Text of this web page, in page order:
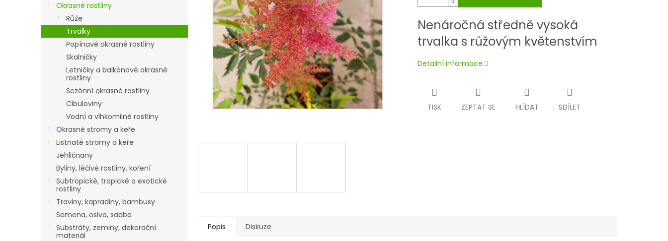
e
l
Okrasné rostliny
Růže
Trvalky
Popínavé okrasné rostliny
Skalničky
Letničky a balkónové okrasné
rostliny
Sezónní okrasné rostliny
Cibuloviny
Vodní a vlhkomilné rostliny
Okrasné stromy a keře
Listnaté stromy a keře
Jehličnany
Byliny, léčivé rostliny, koření
Subtropické, tropické a exotické
rostliny
Traviny, kapradiny, bambusy
Semena, osivo, sadba
Substráty, zeminy, dekorační
materiál
Nenáročná středně vysoká
trvalka s růžovým květenstvím
Detailní informace
TISK ZEPTAT SE HLÍDAT SDÍLET
Popis Diskuze